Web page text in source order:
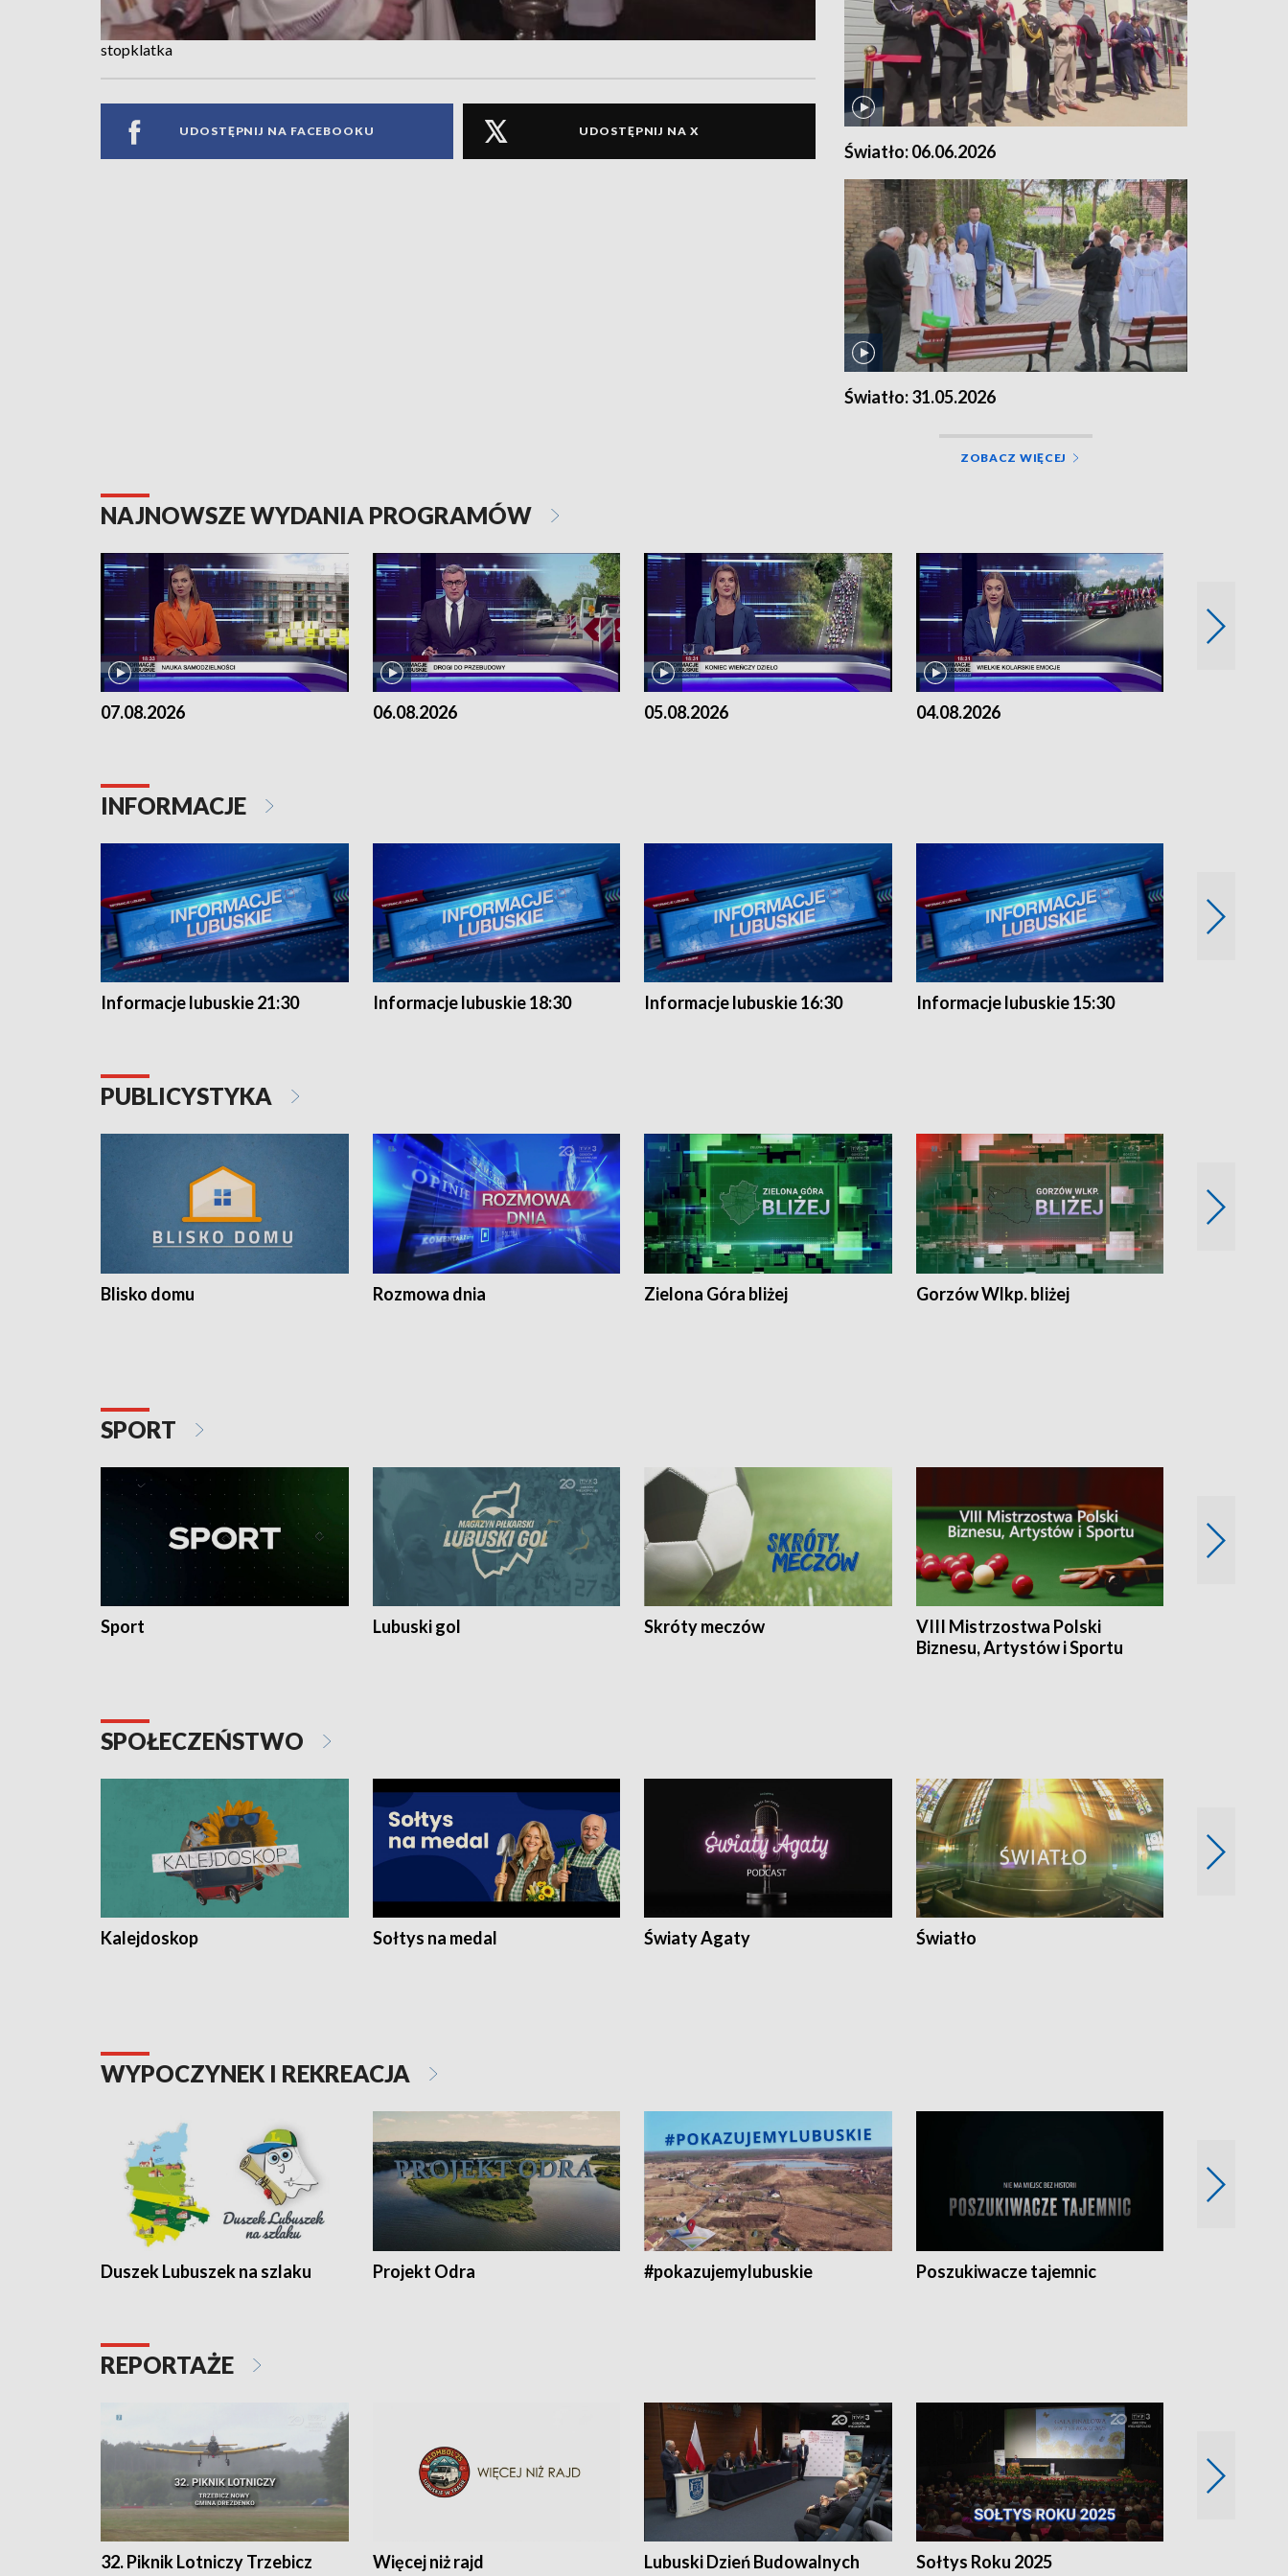
stopklatka
UDOSTĘPNIJ NA FACEBOOKU UDOSTĘPNIJ NA X
Światło: 06.06.2026
Światło: 31.05.2026
ZOBACZ WIĘCEJ
NAJNOWSZE WYDANIA PROGRAMÓW
07.08.2026 06.08.2026 05.08.2026 04.08.2026
INFORMACJE
Informacje lubuskie 21:30 Informacje lubuskie 18:30 Informacje lubuskie 16:30 Informacje lubuskie 15:30
PUBLICYSTYKA
Blisko domu Rozmowa dnia Zielona Góra bliżej Gorzów Wlkp. bliżej
SPORT
Sport Lubuski gol Skróty meczów
VIII Mistrzostwa Polski
Biznesu, Artystów i Sportu
SPOŁECZEŃSTWO
Kalejdoskop Sołtys na medal Światy Agaty Światło
WYPOCZYNEK I REKREACJA
Duszek Lubuszek na szlaku Projekt Odra #pokazujemylubuskie Poszukiwacze tajemnic
REPORTAŻE
32. Piknik Lotniczy Trzebicz
Więcej niż rajd Lubuski Dzień Budowalnych Sołtys Roku 2025